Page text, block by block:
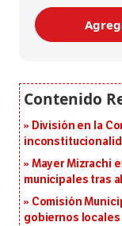
División en la
Mayer Mizrachi
municipales tras
Comisión
gobiernos locales